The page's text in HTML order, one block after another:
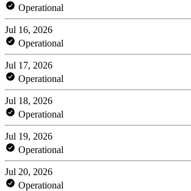
Operational
Jul 16, 2026
Operational
Jul 17, 2026
Operational
Jul 18, 2026
Operational
Jul 19, 2026
Operational
Jul 20, 2026
Operational